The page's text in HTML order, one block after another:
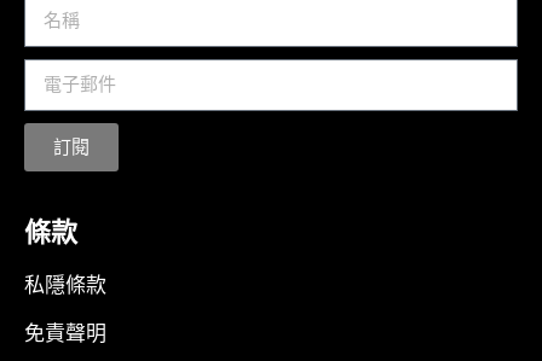
訂閱
條款
私隱條款
免責聲明